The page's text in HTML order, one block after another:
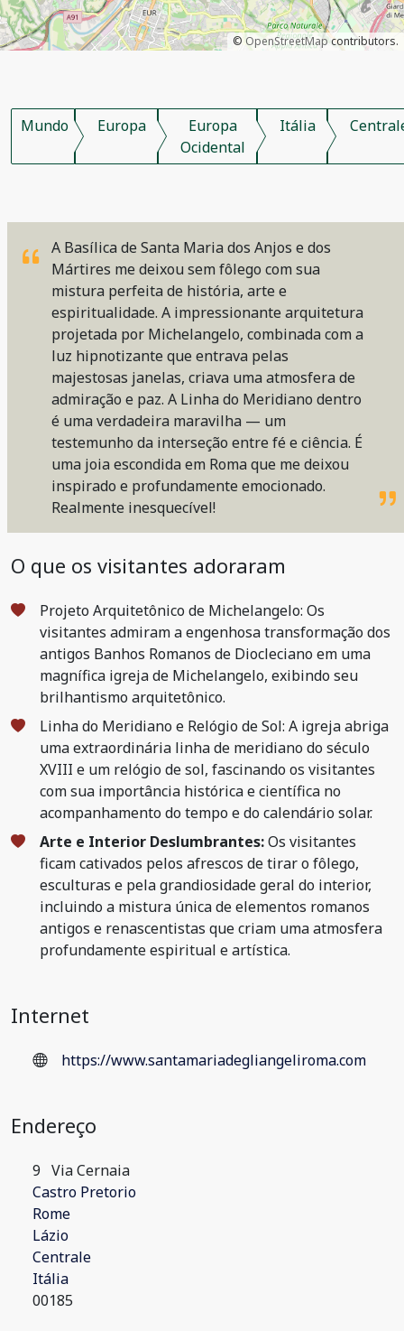
© OpenStreetMapcontributors.
Mundo Europa
Europa
Ocidental
Itália
A Basílica de Santa Maria dos Anjos e dos
Mártires me deixou sem fôlego com sua
mistura perfeita de história, arte e
espiritualidade. A impressionante arquitetura
projetada por Michelangelo, combinada com a
luz hipnotizante que entrava pelas
majestosas janelas, criava uma atmosfera de
admiração e paz. A Linha do Meridiano dentro
é uma verdadeira maravilha — um
testemunho da interseção entre fé e ciência. É
uma joia escondida em Roma que me deixou
inspirado e profundamente emocionado.
Realmente inesquecível!
O que os visitantes adoraram
Projeto Arquitetônico de Michelangelo: Os
visitantes admiram a engenhosa transformação dos
antigos Banhos Romanos de Diocleciano em uma
magnífica igreja de Michelangelo, exibindo seu
brilhantismo arquitetônico.
Linha do Meridiano e Relógio de Sol: A igreja abriga
uma extraordinária linha de meridiano do século
XVIII e um relógio de sol, fascinando os visitantes
com sua importância histórica e científica no
acompanhamento do tempo e do calendário solar.
Arte e Interior Deslumbrantes:Os visitantes
ficam cativados pelos afrescos de tirar o fôlego,
esculturas e pela grandiosidade geral do interior,
incluindo a mistura única de elementos romanos
antigos e renascentistas que criam uma atmosfera
profundamente espiritual e artística.
Internet
https://www.santamariadegliangeliroma.com
Endereço
9 Via Cernaia
Castro Pretorio
Rome
Lázio
Centrale
Itália
00185